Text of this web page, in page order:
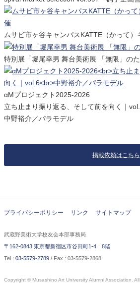
ムサビ市ヶ谷キャンパスKATTE（かって
特別展「堀尾幸男 舞台美術展 「無限」のた
αMプロジェクト2025-2026
立ち止まり振り返る、そして前を向く｜
中野裕介／パラモデル
掲載依頼はこちら
プライバシーポリシー リンク サイトマップ
武蔵野美術大学校友会本部事務局
〒162-0843 東京都新宿区市谷田町1-4 8階
Tel : 03-5579-2789 / Fax : 03-5579-2868
Copyright © Musashino Art University Alumni Association.